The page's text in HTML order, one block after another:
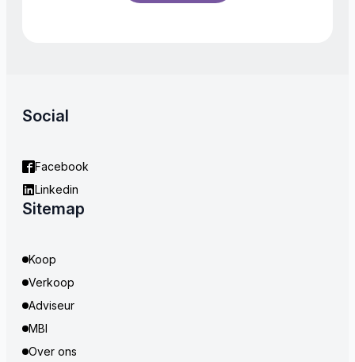
Social
Facebook
Linkedin
Sitemap
Koop
Verkoop
Adviseur
MBI
Over ons